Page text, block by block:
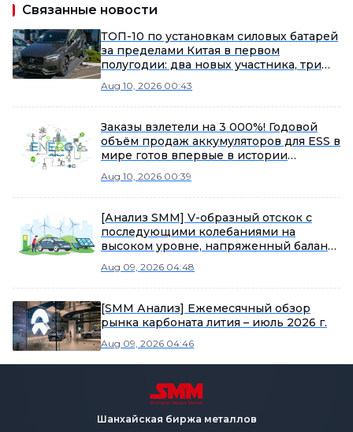
Связанные новости
ТОП-10 по установкам силовых батарей
за пределами Китая в первом
полугодии: два новых участника, три
Aug 10, 2026 00:43
Заказы взлетели на 3 000%! Годовой
объём продаж аккумуляторов для ESS в
мире готов впервые в истории
Aug 10, 2026 00:39
[Анализ SMM] V-образный отскок с
последующими колебаниями на
высоком уровне, напряженный баланс
Aug 09, 2026 04:48
[SMM Анализ] Ежемесячный обзор
рынка карбоната лития – июль 2026 г.
Aug 09, 2026 04:46
Шанхайская биржа металлов